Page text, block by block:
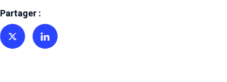
Partager :
Partager sur TwitterPartager sur Linkedin